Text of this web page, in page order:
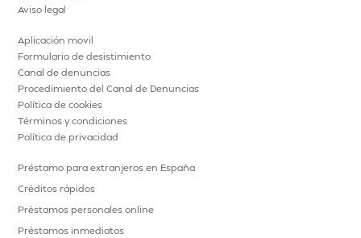
Aviso legal
Aplicación movil
Formulario de desistimiento
Canal de denuncias
Procedimiento del Canal de Denuncias
Política de cookies
Términos y condiciones
Política de privacidad
Préstamo para extranjeros en España
Créditos rápidos
Préstamos personales online
Préstamos inmediatos